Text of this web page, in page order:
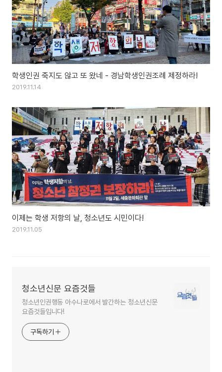
학생인권 죽지도 않고 또 왔네 - 경남학생인권조례 제정하라!
2019.11.14
이제는 학생 저항의 날, 청소년도 시민이다!
2019.11.05
청소년신문 요즘것들
청소년인권행동 아수나로에서 발간하는 청소년신문
요즘것들입니다!
구독하기